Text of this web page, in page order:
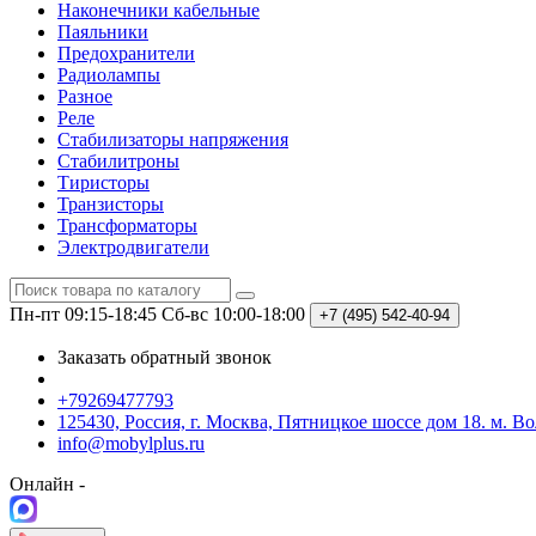
Наконечники кабельные
Паяльники
Предохранители
Радиолампы
Разное
Реле
Стабилизаторы напряжения
Стабилитроны
Тиристоры
Транзисторы
Трансформаторы
Электродвигатели
Пн-пт 09:15-18:45 Сб-вс 10:00-18:00 +7 (495) 542-40-94
Заказать обратный звонок
+79269477793
125430, Россия, г. Москва, Пятницкое шоссе дом 18. м.
info@mobylplus.ru
Онлайн -